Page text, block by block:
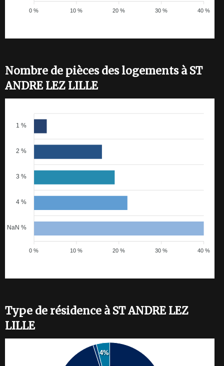
40 %
30 %
20 %
10 %
0 %
Nombre de pièces des logements à ST
ANDRE LEZ LILLE
1 %
2 %
3 %
4 %
NaN %
40 %
30 %
20 %
10 %
0 %
Type de résidence à ST ANDRE LEZ
LILLE
4%